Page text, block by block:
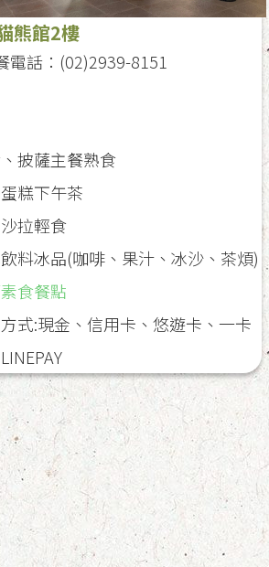
熊館2樓
電話：(02)2939-8151
披薩主餐熟食
糕下午茶
拉輕食
料冰品(咖啡、果汁、冰沙、茶煩)
食餐點
式:現金、信用卡、悠遊卡、一卡